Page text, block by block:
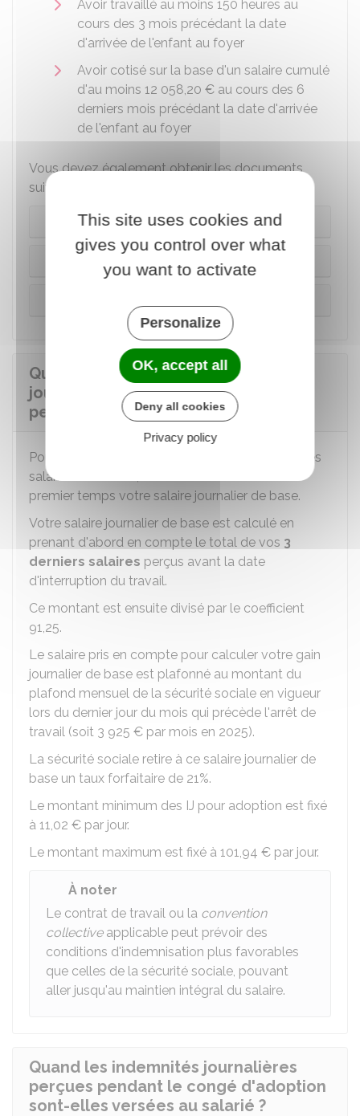
Avoir travaillé au moins 150 heures au
cours des 3 mois précédant la date
d'arrivée de l'enfant au foyer
Avoir cotisé sur la base d'un salaire cumulé
d'au moins 12 058,20 € au cours des 6
derniers mois précédant la date d'arrivée
de l'enfant au foyer
Vous devez également obtenir les documents
suivants en fonction du lieu de l'adoption :
En France
Espace Schengen
Quel est le montant des indemnités
journalières perçues par le salarié
pendant le congé d'adoption ?
Pour calculer le montant de vos
, si vous êtes
salarié mensualisé, il faut déterminer dans un
premier temps votre salaire journalier de base.
Votre salaire journalier de base est calculé en
prenant d'abord en compte le total de vos 3
derniers salaires perçus avant la date
d'interruption du travail.
Ce montant est ensuite divisé par le coefficient
91,25.
Le salaire pris en compte pour calculer votre gain
journalier de base est plafonné au montant du
plafond mensuel de la sécurité sociale en vigueur
lors du dernier jour du mois qui précède l'arrêt de
travail (soit 3 925 € par mois en 2025).
La sécurité sociale retire à ce salaire journalier de
base un taux forfaitaire de 21%.
Le montant minimum des IJ pour adoption est fixé
à 11,02 € par jour.
Le montant maximum est fixé à 101,94 € par jour.
À noter
Le contrat de travail ou la convention
collectiveapplicable peut prévoir des
conditions d'indemnisation plus favorables
que celles de la sécurité sociale, pouvant
aller jusqu'au maintien intégral du salaire.
Quand les indemnités journalières
perçues pendant le congé d'adoption
sont-elles versées au salarié ?
This site uses cookies and
gives you control over what
you want to activate
Personalize
OK, accept all
Deny all cookies
Privacy policy